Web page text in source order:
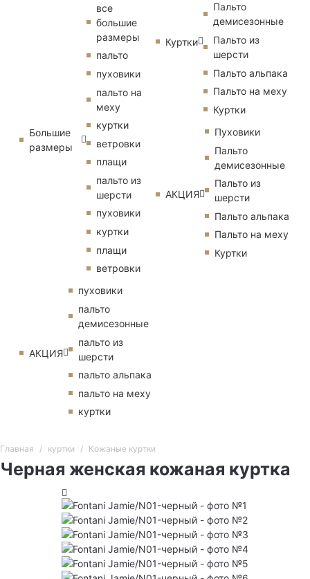
Большие
размеры
все
большие
размеры
пальто
пуховики
пальто на
меху
куртки
ветровки
плащи
пальто из
шерсти
пуховики
куртки
плащи
ветровки
АКЦИЯ
пуховики
пальто
демисезонные
пальто из
шерсти
пальто альпака
пальто на меху
куртки
Куртки
Пальто
демисезонные
Пальто из
шерсти
Пальто альпака
Пальто на меху
Куртки
АКЦИЯ
Пуховики
Пальто
демисезонные
Пальто из
шерсти
Пальто альпака
Пальто на меху
Куртки
Главная куртки Кожаные куртки
Черная женская кожаная куртка